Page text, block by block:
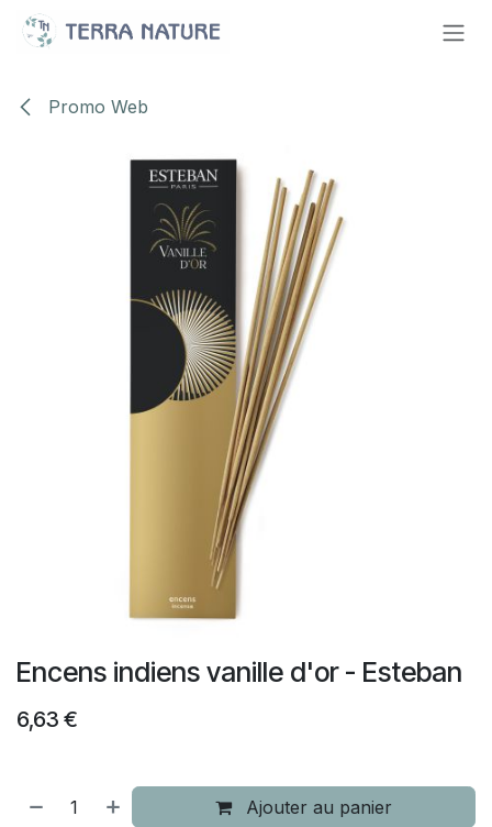
Se rendre au contenu
Promo Web
Encens indiens vanille d'or - Esteban
6,63 €
Ajouter au panier